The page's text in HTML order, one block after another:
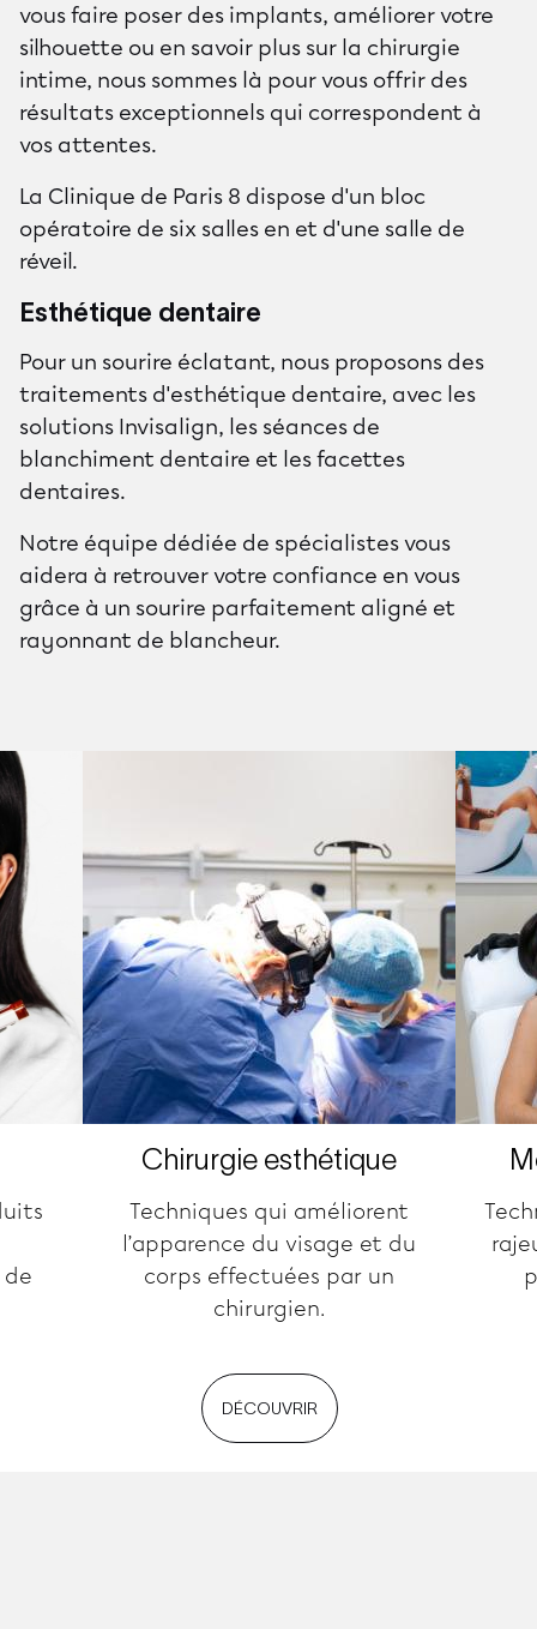
vous faire poser des implants, améliorer votre
silhouette ou en savoir plus sur la chirurgie
intime, nous sommes là pour vous offrir des
résultats exceptionnels qui correspondent à
vos attentes.
La Clinique de Paris 8 dispose d'un bloc
opératoire de six salles en et d'une salle de
réveil.
Esthétique dentaire
Pour un sourire éclatant, nous proposons des
traitements d'esthétique dentaire, avec les
solutions Invisalign, les séances de
blanchiment dentaire et les facettes
dentaires.
Notre équipe dédiée de spécialistes vous
aidera à retrouver votre confiance en vous
grâce à un sourire parfaitement aligné et
rayonnant de blancheur.
Chirurgie esthétique
Techniques qui améliorent
l’apparence du visage et du
corps effectuées par un
chirurgien.
DÉCOUVRIR